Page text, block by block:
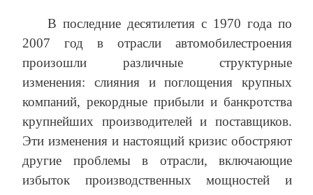
В последние десятилетия с 1970 года по
2007 год в отрасли автомобилестроения
произошли различные структурные
изменения: слияния и поглощения крупных
компаний, рекордные прибыли и банкротства
крупнейших производителей и поставщиков.
Эти изменения и настоящий кризис обостряют
другие проблемы в отрасли, включающие
избыток производственных мощностей и